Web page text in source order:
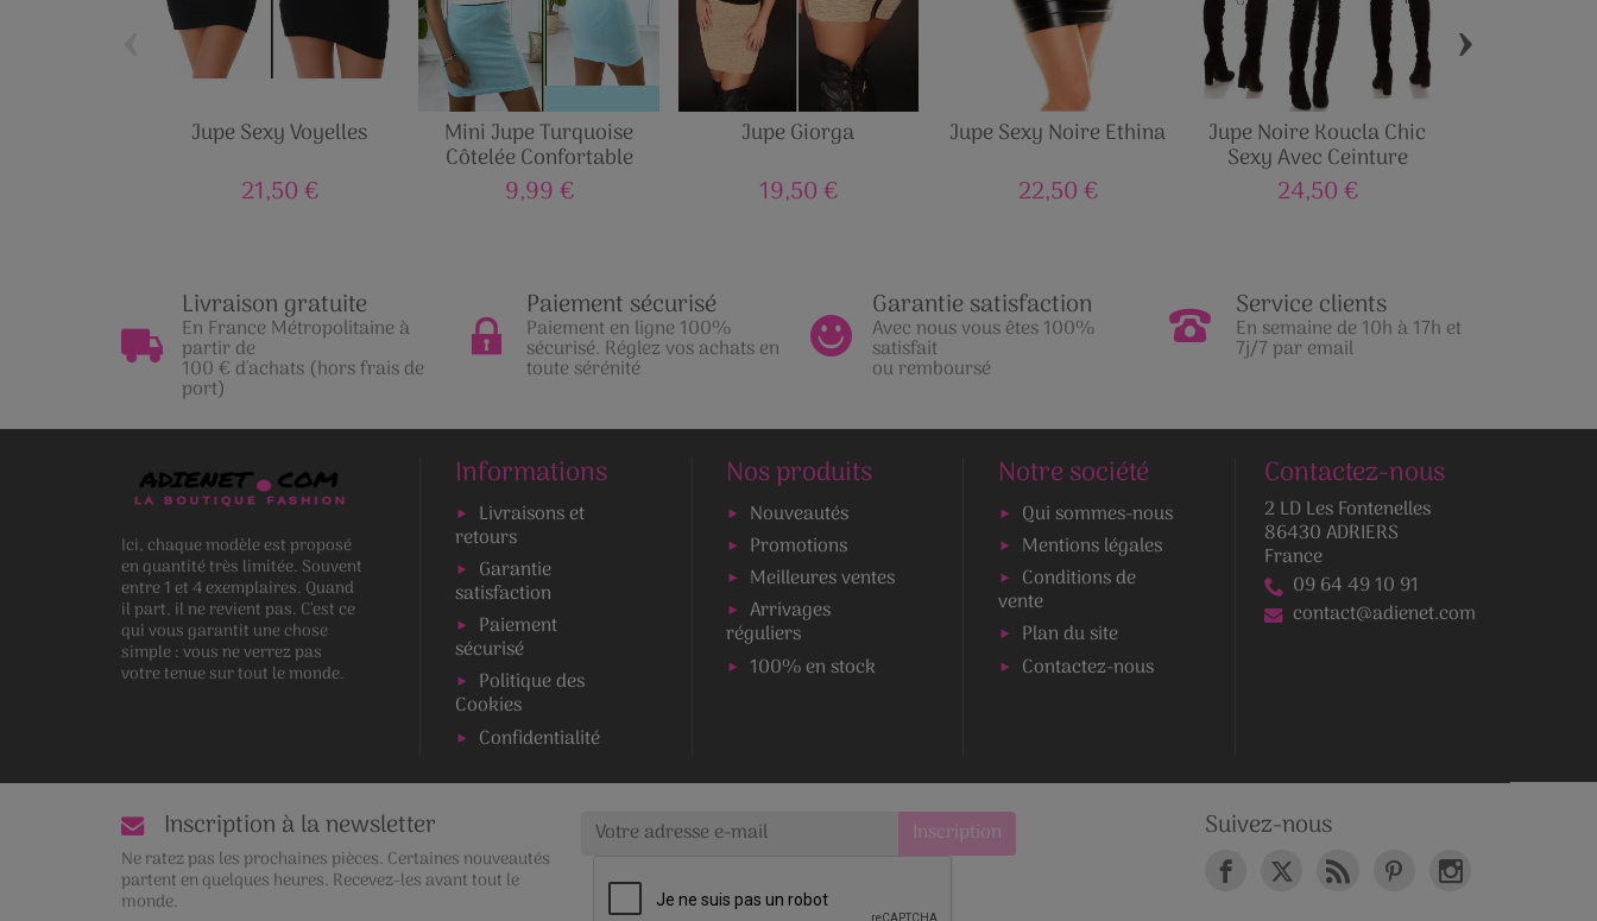
Jupe Sexy Voyelles
21,50 €
Mini Jupe Turquoise
Côtelée Confortable
9,99 €
Jupe Giorga
19,50 €
Jupe Sexy Noire Ethina
22,50 €
Jupe Noire Koucla Chic
Sexy Avec Ceinture
24,50 €
›
Livraison gratuite
En France Métropolitaine à
partir de
100 € d'achats (hors frais de
port)
Paiement sécurisé
Paiement en ligne 100%
sécurisé. Réglez vos achats en
toute sérénité
Garantie satisfaction
Avec nous vous êtes 100%
satisfait
ou remboursé
Service clients
En semaine de 10h à 17h et
7j/7 par email
Ici, chaque modèle est proposé
en quantité très limitée. Souvent
entre 1 et 4 exemplaires. Quand
il part, il ne revient pas. C’est ce
qui vous garantit une chose
simple : vous ne verrez pas
votre tenue sur tout le monde.
Informations
Livraisons et
retours
Garantie
satisfaction
Paiement
sécurisé
Politique des
Cookies
Confidentialité
Nos produits
Nouveautés
Promotions
Meilleures ventes
Arrivages
réguliers
100% en stock
Notre société
Qui sommes-nous
Mentions légales
Conditions de
vente
Plan du site
Contactez-nous
Contactez-nous
2 LD Les Fontenelles
86430 ADRIERS
France
09 64 49 10 91
contact@adienet.com
Inscription à la newsletter
Ne ratez pas les prochaines pièces. Certaines nouveautés
partent en quelques heures. Recevez-les avant tout le
monde.
Suivez-nous